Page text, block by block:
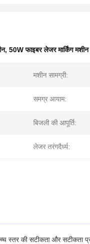
, 50W फाइबर लेजर मार्किंग मशीन
मशीन सामग्री:
समग्र आयाम:
बिजली की आपूर्ति:
लेजर तरंगदैर्ध्य:
स्तर की सटीकता और सटीकता